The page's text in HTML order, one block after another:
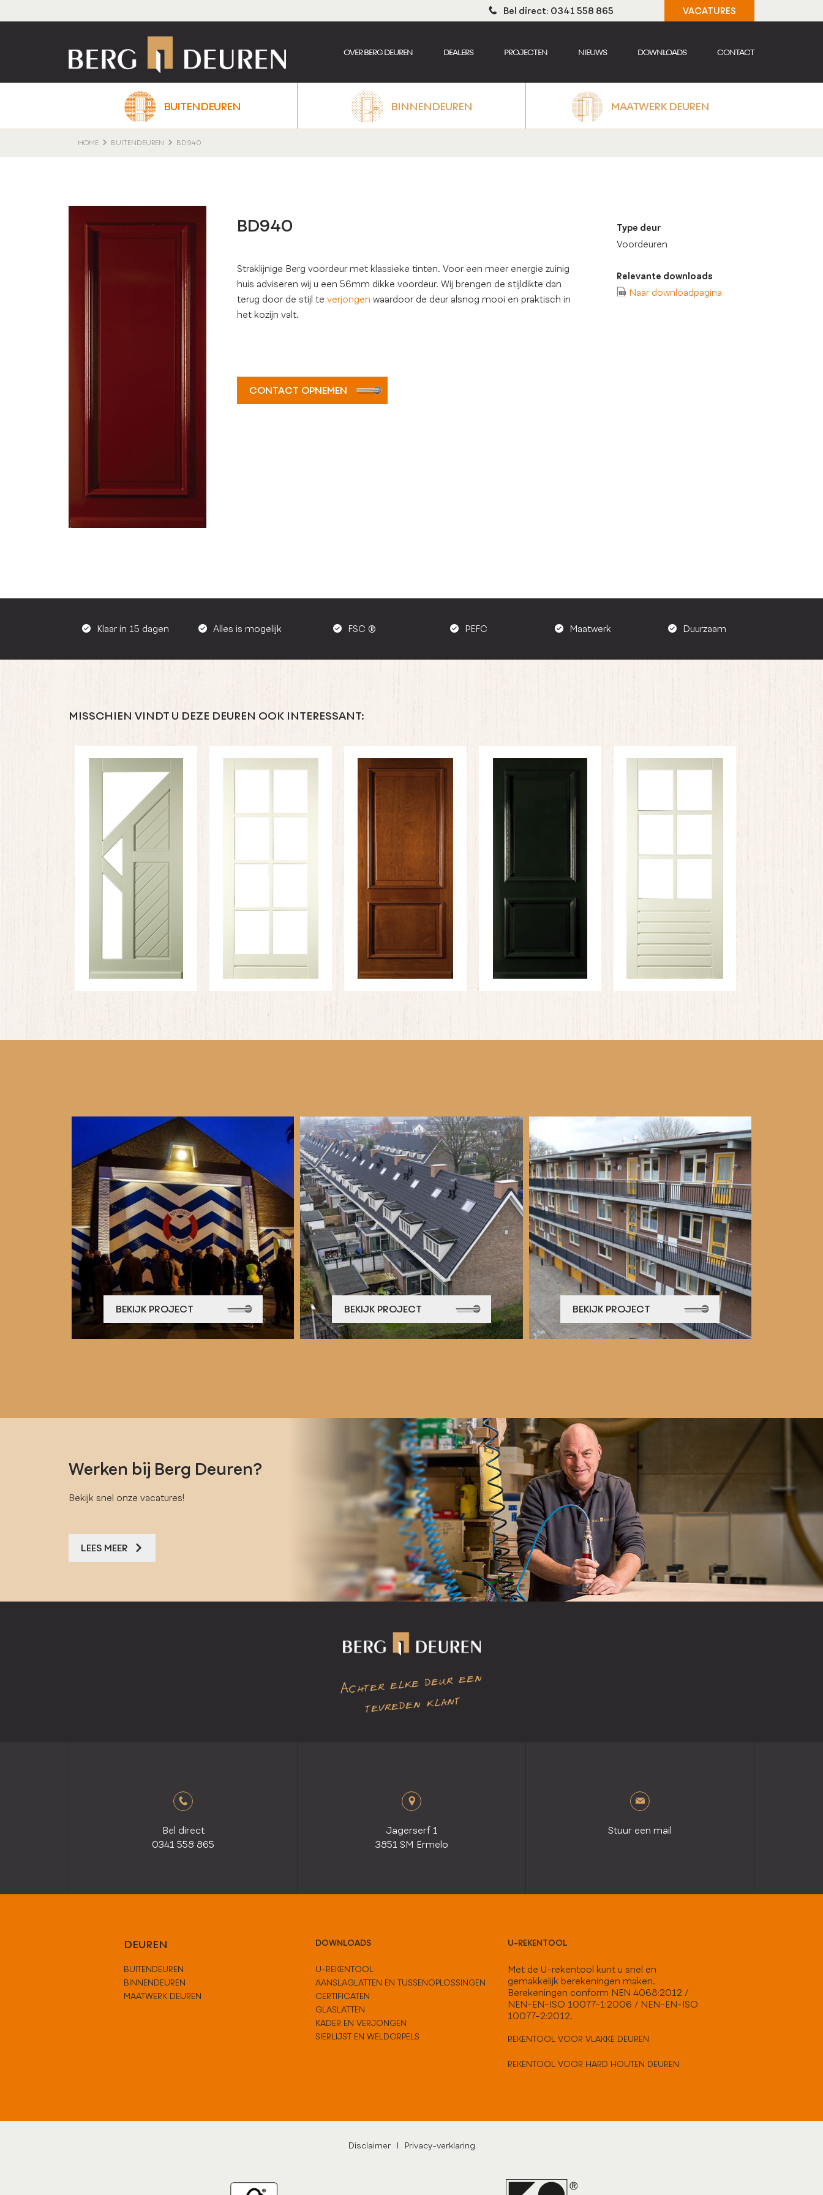
Bel direct: 0341 558 865 VACATURES
OVER BERG DEUREN DEALERS PROJECTEN NIEUWS DOWNLOADS CONTACT
BUITENDEUREN BINNENDEUREN MAATWERK DEUREN
HOME BUITENDEUREN BD940
BD940
Straklijnige Berg voordeur met klassieke tinten. Voor een meer energie zuinig
huis adviseren wij u een 56mm dikke voordeur. Wij brengen de stijldikte dan
terug door de stijl te verjongen waardoor de deur alsnog mooi en praktisch in
het kozijn valt.
CONTACT OPNEMEN
Type deur
Voordeuren
Relevante downloads
Naar downloadpagina
Klaar in 15 dagen Alles is mogelijk FSC ® PEFC Maatwerk Duurzaam
MISSCHIEN VINDT U DEZE DEUREN OOK INTERESSANT:
BEKIJK PROJECT BEKIJK PROJECT BEKIJK PROJECT
Werken bij Berg Deuren?
Bekijk snel onze vacatures!
LEES MEER
Achter elke deur een
tevreden klant
Bel direct
0341 558 865
Jagerserf 1
3851 SM Ermelo
Stuur een mail
DEUREN
BUITENDEUREN
BINNENDEUREN
MAATWERK DEUREN
DOWNLOADS
U-REKENTOOL
AANSLAGLATTEN EN TUSSENOPLOSSINGEN
CERTIFICATEN
GLASLATTEN
KADER EN VERJONGEN
SIERLIJST EN WELDORPELS
U-REKENTOOL
Met de U-rekentool kunt u snel en
gemakkelijk berekeningen maken.
Berekeningen conform NEN 4068:2012 /
NEN-EN-ISO 10077-1:2006 / NEN-EN-ISO
10077-2:2012.
REKENTOOL VOOR VLAKKE DEUREN
REKENTOOL VOOR HARD HOUTEN DEUREN
Disclaimer | Privacy-verklaring